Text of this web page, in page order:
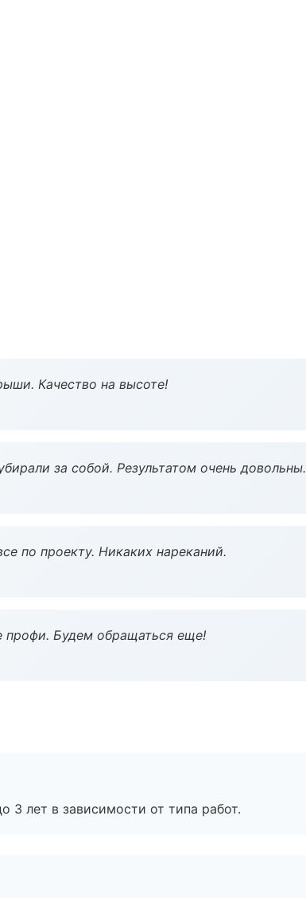
Качество на высоте!
за собой. Результатом очень довольны.
по проекту. Никаких нареканий.
Будем обращаться еще!
3 лет в зависимости от типа работ.